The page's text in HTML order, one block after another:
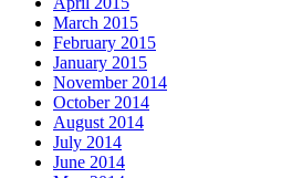
March 2015
February 2015
January 2015
November 2014
October 2014
August 2014
July 2014
June 2014